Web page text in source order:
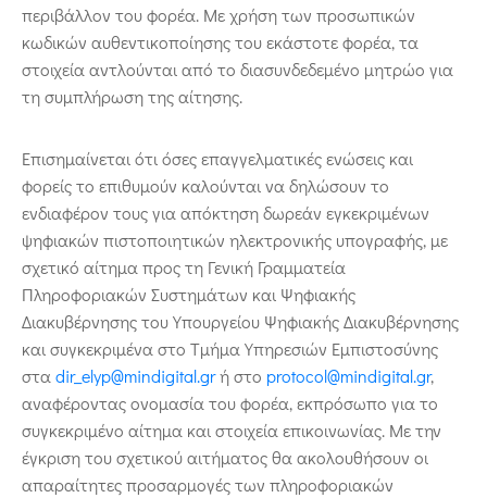
περιβάλλον του φορέα. Με χρήση των προσωπικών
κωδικών αυθεντικοποίησης του εκάστοτε φορέα, τα
στοιχεία αντλούνται από το διασυνδεδεμένο μητρώο για
τη συμπλήρωση της αίτησης.
Επισημαίνεται ότι όσες επαγγελματικές ενώσεις και
φορείς το επιθυμούν καλούνται να δηλώσουν το
ενδιαφέρον τους για απόκτηση δωρεάν εγκεκριμένων
ψηφιακών πιστοποιητικών ηλεκτρονικής υπογραφής, με
σχετικό αίτημα προς τη Γενική Γραμματεία
Πληροφοριακών Συστημάτων και Ψηφιακής
Διακυβέρνησης του Υπουργείου Ψηφιακής Διακυβέρνησης
και συγκεκριμένα στο Τμήμα Υπηρεσιών Εμπιστοσύνης
στα dir_elyp@mindigital.grή στο protocol@mindigital.gr,
αναφέροντας ονομασία του φορέα, εκπρόσωπο για το
συγκεκριμένο αίτημα και στοιχεία επικοινωνίας. Με την
έγκριση του σχετικού αιτήματος θα ακολουθήσουν οι
απαραίτητες προσαρμογές των πληροφοριακών